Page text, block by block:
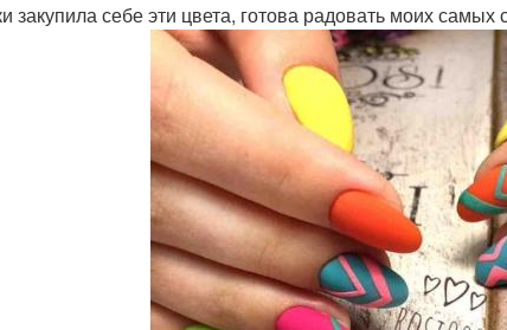
закупила себе эти цвета, готова радовать моих